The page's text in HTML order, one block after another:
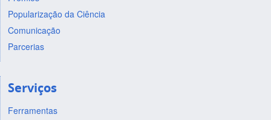
Popularização da Ciência
Comunicação
Parcerias
Serviços
Ferramentas